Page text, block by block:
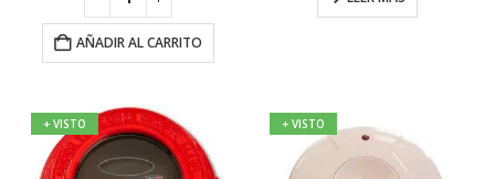
AÑADIR AL CARRITO
+ VISTO + VISTO